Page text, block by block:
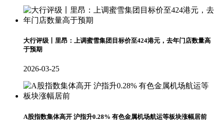
大行评级丨里昂：上调蜜雪集团目标价至424港元，去年门店数量高
于预期
2026-03-25
A股指数集体高开 沪指升0.28% 有色金属机场航运等板块涨幅居前